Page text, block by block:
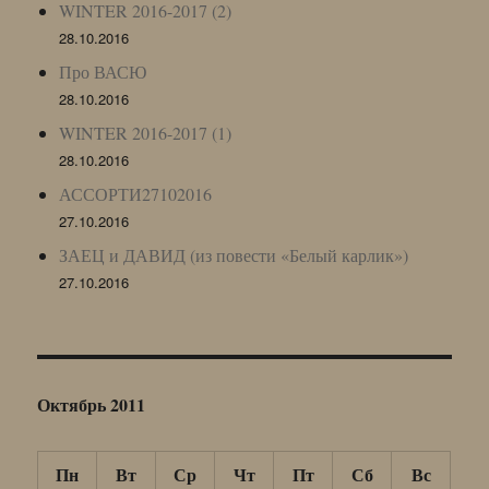
WINTER 2016-2017 (2)
28.10.2016
Про ВАСЮ
28.10.2016
WINTER 2016-2017 (1)
28.10.2016
АССОРТИ27102016
27.10.2016
ЗАЕЦ и ДАВИД (из повести «Белый карлик»)
27.10.2016
Октябрь 2011
Пн Вт Ср Чт Пт Сб Вс